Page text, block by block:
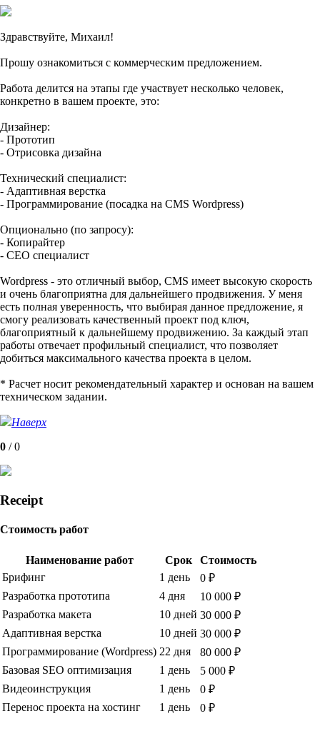
Здравствуйте, Михаил!
Прошу ознакомиться с коммерческим предложением.
Работа делится на этапы где участвует несколько человек,
конкретно в вашем проекте, это:
Дизайнер:
- Прототип
- Отрисовка дизайна
Технический специалист:
- Адаптивная верстка
- Программирование (посадка на CMS Wordpress)
Опционально (по запросу):
- Копирайтер
- СЕО специалист
Wordpress - это отличный выбор, CMS имеет высокую скорость
и очень благоприятна для дальнейшего продвижения. У меня
есть полная уверенность, что выбирая данное предложение, я
смогу реализовать качественный проект под ключ,
благоприятный к дальнейшему продвижению. За каждый этап
работы отвечает профильный специалист, что позволяет
добиться максимального качества проекта в целом.
* Расчет носит рекомендательный характер и основан на вашем
техническом задании.
Наверх
0 /0
Receipt
Стоимость работ
Наименование работ Срок
Стоимость
Брифинг
1 день
0 ₽
Разработка прототипа
4 дня
10 000 ₽
Разработка макета
10 дней 30 000 ₽
Адаптивная верстка
10 дней 30 000 ₽
Программирование (Wordpress) 22 дня
80 000 ₽
Базовая SEO оптимизация
1 день
5 000 ₽
Видеоинструкция
1 день
0 ₽
Перенос проекта на хостинг
1 день 0 ₽